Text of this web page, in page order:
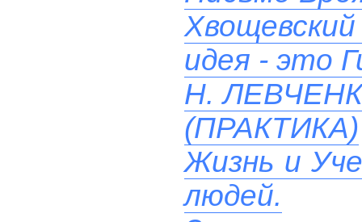
идея - это
Н.
(ПРАКТИКА)
Жизнь и
людей.